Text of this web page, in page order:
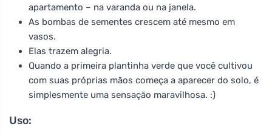
apartamento – na varanda ou na janela.
As bombas de sementes crescem até mesmo em
vasos.
Elas trazem alegria.
Quando a primeira plantinha verde que você cultivou
com suas próprias mãos começa a aparecer do solo, é
simplesmente uma sensação maravilhosa. :)
Uso: